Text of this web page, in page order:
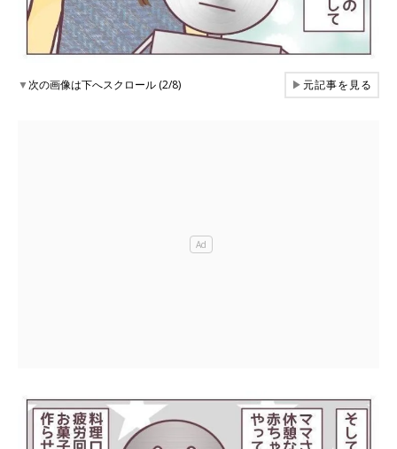
▼次の画像は下へスクロール (2/8) ▶元記事を見る